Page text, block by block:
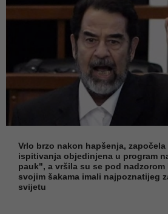
Vrlo brzo nakon hapšenja, započela
ispitivanja objedinjena u program
pauk", a vršila su se pod nadzorom
svojim šakama imali najpoznatijeg
svijetu